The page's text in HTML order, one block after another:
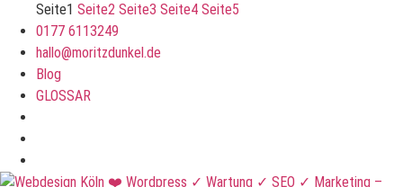
Seite1 Seite2 Seite3 Seite4 Seite5
0177 6113249
hallo@moritzdunkel.de
Blog
GLOSSAR